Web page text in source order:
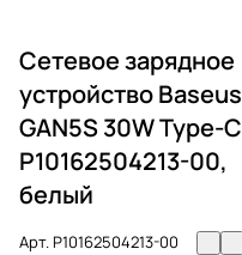
Сетевое зарядное
устройство Baseus
GAN5S 30W Type-C
P10162504213-00,
белый
Арт.P10162504213-00